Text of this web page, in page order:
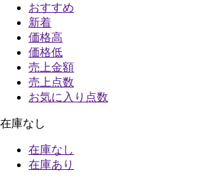
おすすめ
新着
価格高
価格低
売上金額
売上点数
お気に入り点数
在庫なし
在庫なし
在庫あり